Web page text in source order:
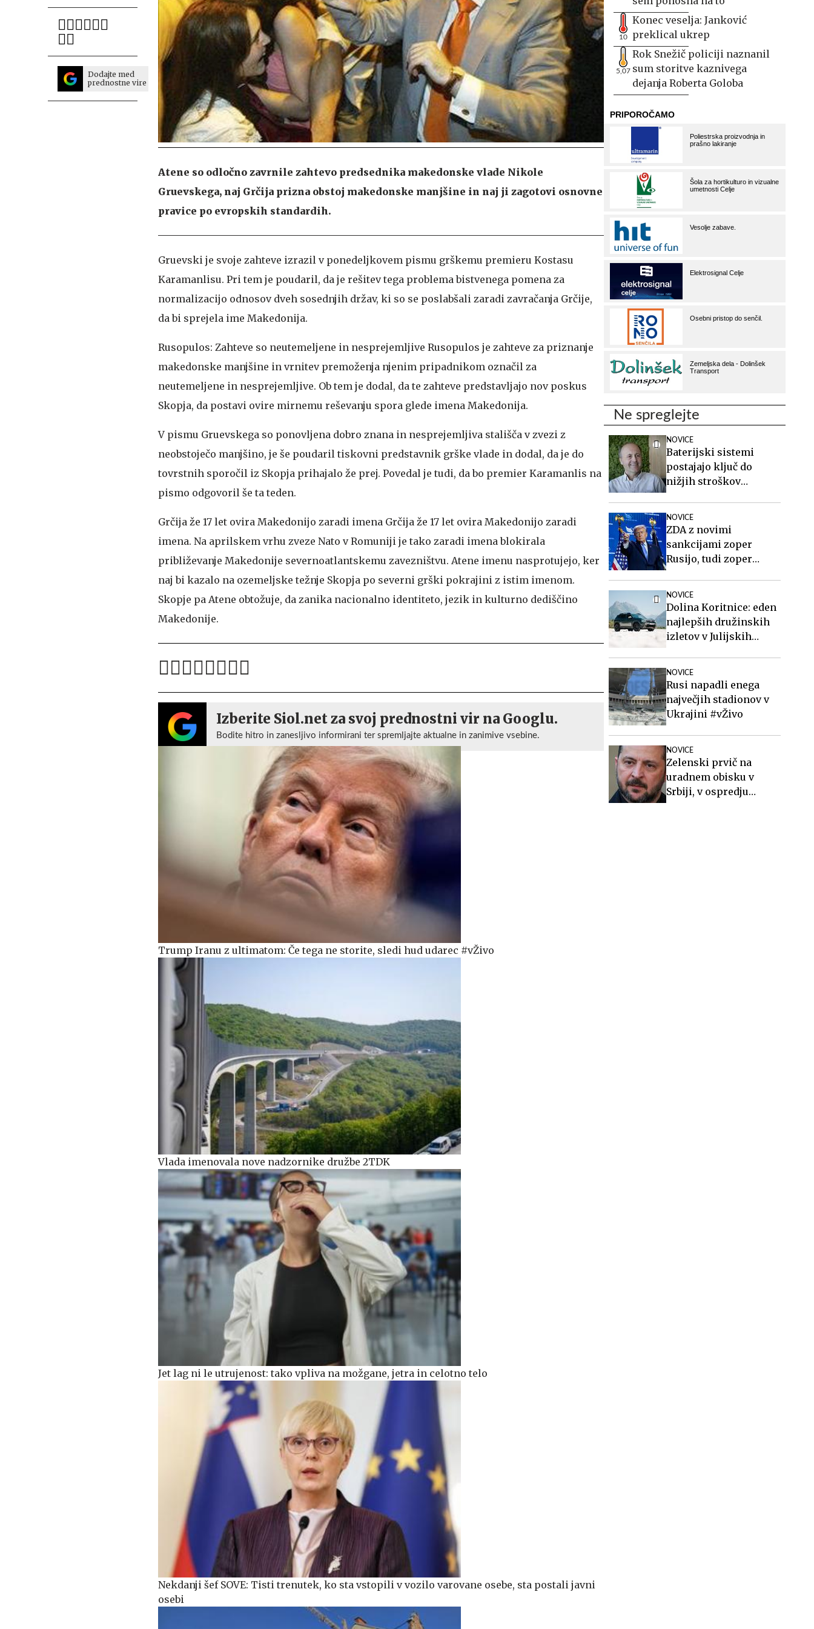
Dodajte med
prednostne vire
Atene so odločno zavrnile zahtevo predsednika makedonske vlade Nikole
Gruevskega, naj Grčija prizna obstoj makedonske manjšine in naj ji zagotovi osnovne
pravice po evropskih standardih.
Gruevski je svoje zahteve izrazil v ponedeljkovem pismu grškemu premieru Kostasu
Karamanlisu. Pri tem je poudaril, da je rešitev tega problema bistvenega pomena za
normalizacijo odnosov dveh sosednjih držav, ki so se poslabšali zaradi zavračanja Grčije,
da bi sprejela ime Makedonija.
Rusopulos: Zahteve so neutemeljene in nesprejemljive Rusopulos je zahteve za priznanje
makedonske manjšine in vrnitev premoženja njenim pripadnikom označil za
neutemeljene in nesprejemljive. Ob tem je dodal, da te zahteve predstavljajo nov poskus
Skopja, da postavi ovire mirnemu reševanju spora glede imena Makedonija.
V pismu Gruevskega so ponovljena dobro znana in nesprejemljiva stališča v zvezi z
neobstoječo manjšino, je še poudaril tiskovni predstavnik grške vlade in dodal, da je do
tovrstnih sporočil iz Skopja prihajalo že prej. Povedal je tudi, da bo premier Karamanlis na
pismo odgovoril še ta teden.
Grčija že 17 let ovira Makedonijo zaradi imena Grčija že 17 let ovira Makedonijo zaradi
imena. Na aprilskem vrhu zveze Nato v Romuniji je tako zaradi imena blokirala
približevanje Makedonije severnoatlantskemu zavezništvu. Atene imenu nasprotujejo, ker
naj bi kazalo na ozemeljske težnje Skopja po severni grški pokrajini z istim imenom.
Skopje pa Atene obtožuje, da zanika nacionalno identiteto, jezik in kulturno dediščino
Makedonije.
Izberite Siol.net za svoj prednostni vir na Googlu.
Bodite hitro in zanesljivo informirani ter spremljajte aktualne in zanimive vsebine.
Trump Iranu z ultimatom: Če tega ne storite, sledi hud udarec #vŽivo
Vlada imenovala nove nadzornike družbe 2TDK
Jet lag ni le utrujenost: tako vpliva na možgane, jetra in celotno telo
Nekdanji šef SOVE: Tisti trenutek, ko sta vstopili v vozilo varovane osebe, sta postali javni
osebi
10
Konec veselja: Janković
preklical ukrep
5,07
Rok Snežič policiji naznanil
sum storitve kaznivega
dejanja Roberta Goloba
Ne spreglejte
NOVICE
Baterijski sistemi
postajajo ključ do
nižjih stroškov
NOVICE
ZDA z novimi
sankcijami zoper
Rusijo, tudi zoper
NOVICE
Dolina Koritnice: eden
najlepših družinskih
izletov v Julijskih
NOVICE
Rusi napadli enega
največjih stadionov v
Ukrajini #vŽivo
NOVICE
Zelenski prvič na
uradnem obisku v
Srbiji, v ospredju